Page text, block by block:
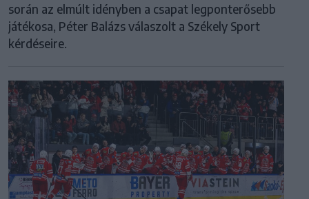
során az elmúlt idényben a csapat legponterősebb
játékosa, Péter Balázs válaszolt a Székely Sport
kérdéseire.